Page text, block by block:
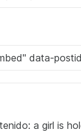
a girl is